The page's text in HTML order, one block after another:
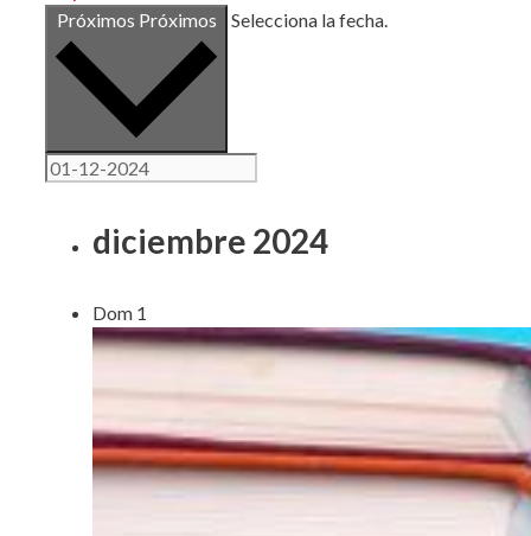
Próximos Próximos Selecciona la fecha.
diciembre 2024
Dom 1